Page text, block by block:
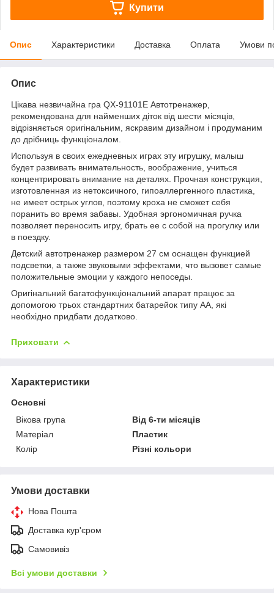
Купити
Опис Характеристики Доставка Оплата Умови
Опис
Цікава незвичайна гра QX-91101E Автотренажер,
рекомендована для найменших діток від шести місяців,
відрізняється оригінальним, яскравим дизайном і продуманим
до дрібниць функціоналом.
Используя в своих ежедневных играх эту игрушку, малыш
будет развивать внимательность, воображение, учиться
концентрировать внимание на деталях. Прочная конструкция,
изготовленная из нетоксичного, гипоаллергенного пластика,
не имеет острых углов, поэтому кроха не сможет себя
поранить во время забавы. Удобная эргономичная ручка
позволяет переносить игру, брать ее с собой на прогулку или
в поездку.
Детский автотренажер размером 27 см оснащен функцией
подсветки, а также звуковыми эффектами, что вызовет самые
положительные эмоции у каждого непоседы.
Оригінальний багатофункціональний апарат працює за
допомогою трьох стандартних батарейок типу АА, які
необхідно придбати додатково.
Приховати
Характеристики
Основні
Вікова група
Від 6-ти місяців
Матеріал
Пластик
Колір
Різні кольори
Умови доставки
Нова Пошта
Доставка кур'єром
Самовивіз
Всі умови доставки